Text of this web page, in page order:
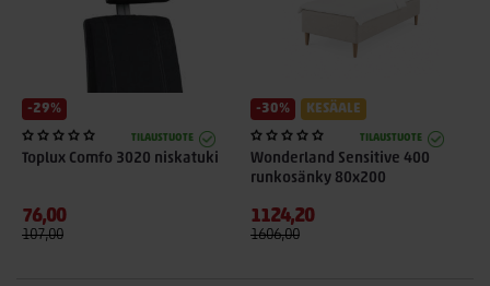
-29%
TILAUSTUOTE
Toplux Comfo 3020 niskatuki
76,00
107,00
-30% KESÄALE
TILAUSTUOTE
Wonderland Sensitive 400
runkosänky 80x200
1124,20
1606,00